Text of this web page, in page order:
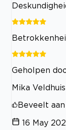
Geholpen
Mika Veldhuis
Beveelt aan
16 May